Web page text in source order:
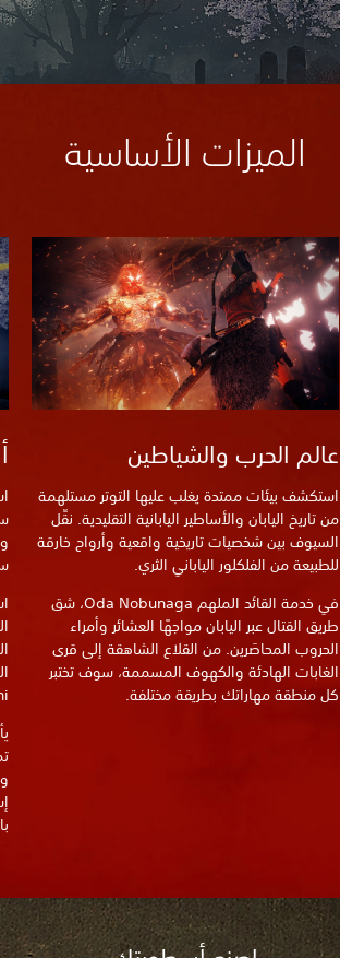
الميزات الأساسية
عالم الحرب والشياطين
استكشف بيئات ممتدة يغلب عليها التوتر مستلهمة
من تاريخ اليابان والأساطير اليابانية التقليدية. نقِّل
السيوف بين شخصيات تاريخية واقعية وأرواح خارقة
للطبيعة من الفلكلور الياباني الثري.
في خدمة القائد الملهم Oda Nobunaga، شق
طريق القتال عبر اليابان مواجهًا العشائر وأمراء
الحروب المحاصَرين. من القلاع الشاهقة إلى قرى
الغابات الهادئة والكهوف المسممة، سوف تختبر
كل منطقة مهاراتك بطريقة مختلفة.